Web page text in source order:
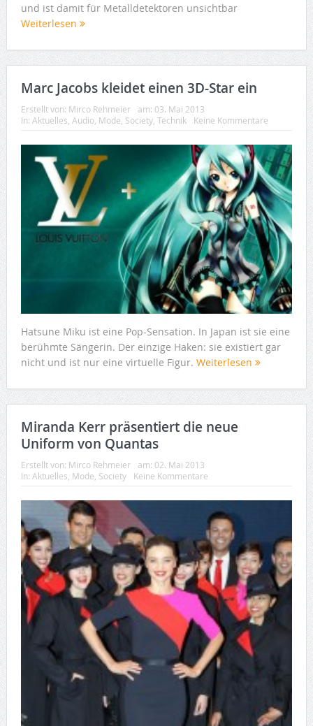
und ist damit für Metalldetektoren unsichtbar
Weiterlesen
Marc Jacobs kleidet einen 3D-Star ein
Erstellt von: Mirco Rehmeier am: 03. Mai 2013
In: Aktuelles Audio, Mode Society, Technik Keine Kommentare
Hatsune Miku ist eine Pop-Sensation. In Japan ist sie eine
berühmte Sängerin. Der einzige Haken: sie existiert gar
nicht und ist nur eine virtuelle Figur. Weiterlesen
Miranda Kerr präsentiert die neue
Uniform von Quantas
Erstellt von: Mirco Rehmeier am: 02. Mai 2013
In: Aktuelles, Mode, Society Keine Kommentare